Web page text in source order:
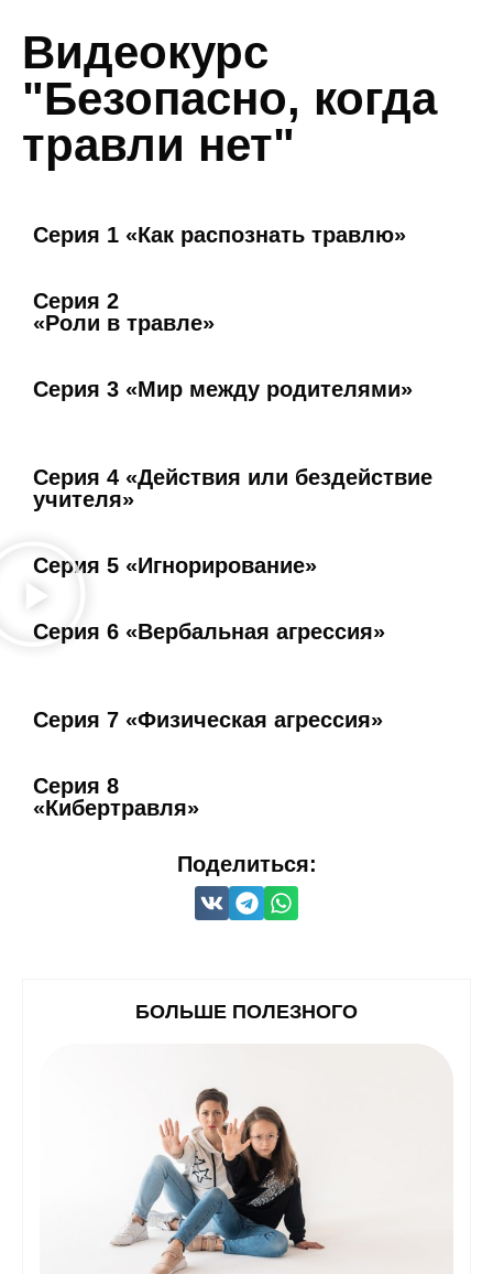
Видеокурс
"Безопасно, когда
травли нет"
Серия 1 «Как распознать травлю»
Серия 2
«Роли в травле»
Серия 3 «Мир между родителями»
Серия 4 «Действия или бездействие
учителя»
Серия 5 «Игнорирование»
Серия 6 «Вербальная агрессия»
Серия 7 «Физическая агрессия»
Серия 8
«Кибертравля»
Поделиться:
БОЛЬШЕ ПОЛЕЗНОГО